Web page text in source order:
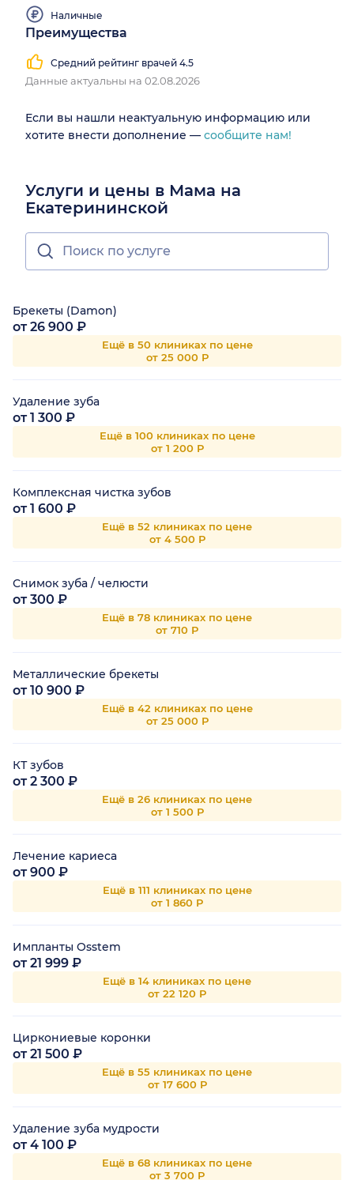
рентгенография вприкус, радиовизиография челюстно-
лицевой области.
Наличные
Преимущества
Средний рейтинг врачей 4.5
Данные актуальны на 02.08.2026
Если вы нашли неактуальную информацию или
хотите внести дополнение — сообщите нам!
Услуги и цены в Мама на
Екатерининской
Брекеты (Damon)
от 26 900 ₽
Ещё в 50 клиниках по цене
от 25 000 Р
Удаление зуба
от 1 300 ₽
Ещё в 100 клиниках по цене
от 1 200 Р
Комплексная чистка зубов
от 1 600 ₽
Ещё в 52 клиниках по цене
от 4 500 Р
Снимок зуба / челюсти
от 300 ₽
Ещё в 78 клиниках по цене
от 710 Р
Металлические брекеты
от 10 900 ₽
Ещё в 42 клиниках по цене
от 25 000 Р
КТ зубов
от 2 300 ₽
Ещё в 26 клиниках по цене
от 1 500 Р
Лечение кариеса
от 900 ₽
Ещё в 111 клиниках по цене
от 1 860 Р
Импланты Osstem
от 21 999 ₽
Ещё в 14 клиниках по цене
от 22 120 Р
Циркониевые коронки
от 21 500 ₽
Ещё в 55 клиниках по цене
от 17 600 Р
Удаление зуба мудрости
от 4 100 ₽
Ещё в 68 клиниках по цене
от 3 700 Р